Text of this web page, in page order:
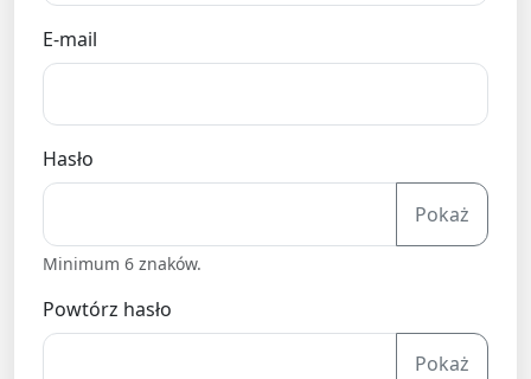
E-mail
Hasło
Pokaż
Minimum 6 znaków.
Powtórz hasło
Pokaż